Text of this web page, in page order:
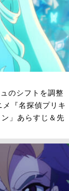
のシフトを調整
『名探偵プリキ
」あらすじ＆先